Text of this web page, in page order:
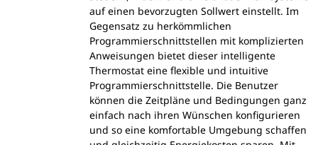
auf einen bevorzugten Sollwert einstellt. Im
Gegensatz zu herkömmlichen
Programmierschnittstellen mit komplizierten
Anweisungen bietet dieser intelligente
Thermostat eine flexible und intuitive
Programmierschnittstelle. Die Benutzer
können die Zeitpläne und Bedingungen ganz
einfach nach ihren Wünschen konfigurieren
und so eine komfortable Umgebung schaffen